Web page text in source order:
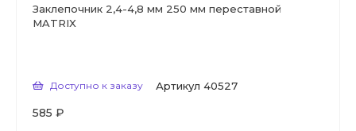
Заклепочник 2,4-4,8 мм 250 мм переставной
MATRIX
Доступно к заказу Артикул 40527
585 ₽